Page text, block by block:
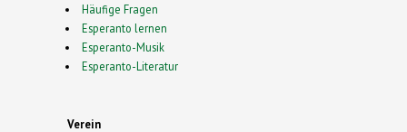
Häufige Fragen
Esperanto lernen
Esperanto-Musik
Esperanto-Literatur
Verein